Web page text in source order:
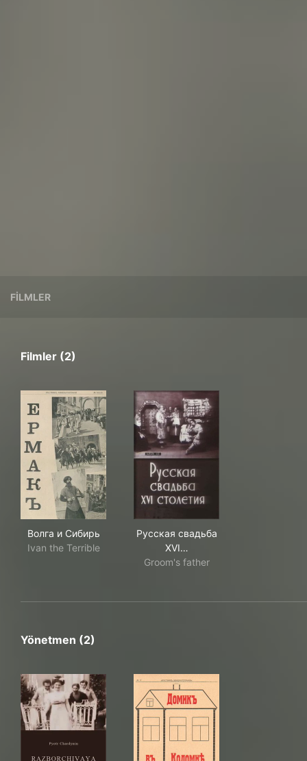
FILMLER
Filmler (2)
Волга и Сибирь
Ivan the Terrible
Русская свадьба
XVI…
Groom's father
Yönetmen (2)